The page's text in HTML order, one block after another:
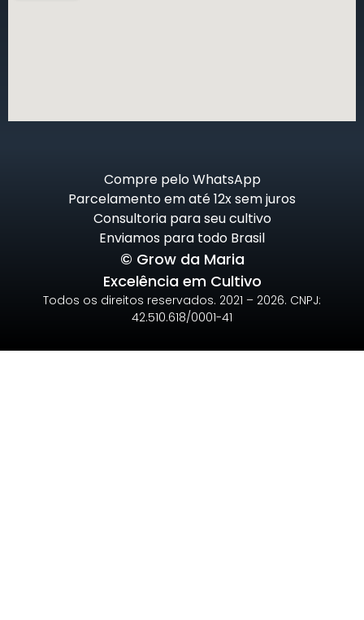
Compre pelo WhatsApp
Parcelamento em até 12x sem juros
Consultoria para seu cultivo
Enviamos para todo Brasil
© Grow da Maria
Excelência em Cultivo
Todos os direitos reservados. 2021 – 2026. CNPJ:
42.510.618/0001-41